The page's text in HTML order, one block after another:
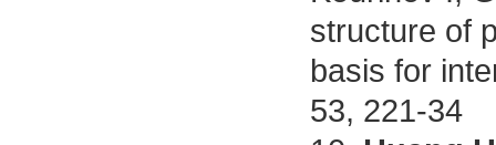
structure of
basis for
53, 221-34